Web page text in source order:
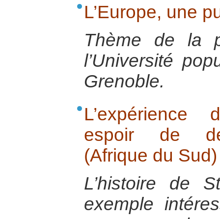
L’Europe, une
Thème de la
l’Université
Grenoble.
espoir de
(Afrique du Sud)
L’histoire de
exemple